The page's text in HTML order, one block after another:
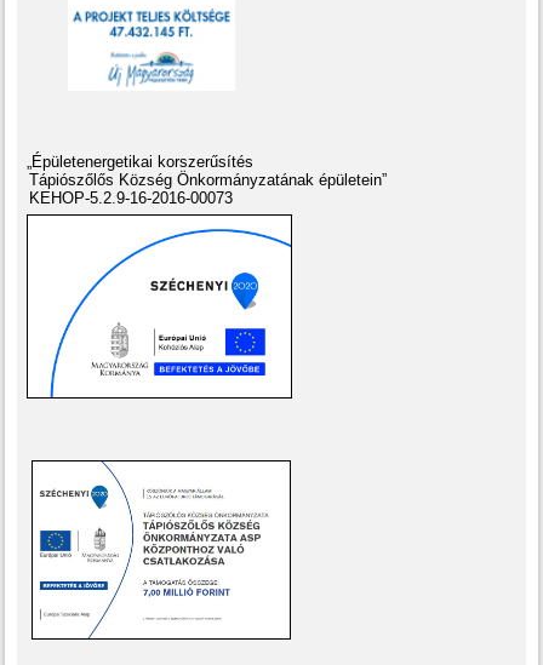
„Épületenergetikai korszerűsítés
Tápiószőlős Község Önkormányzatának épületein”
KEHOP-5.2.9-16-2016-00073